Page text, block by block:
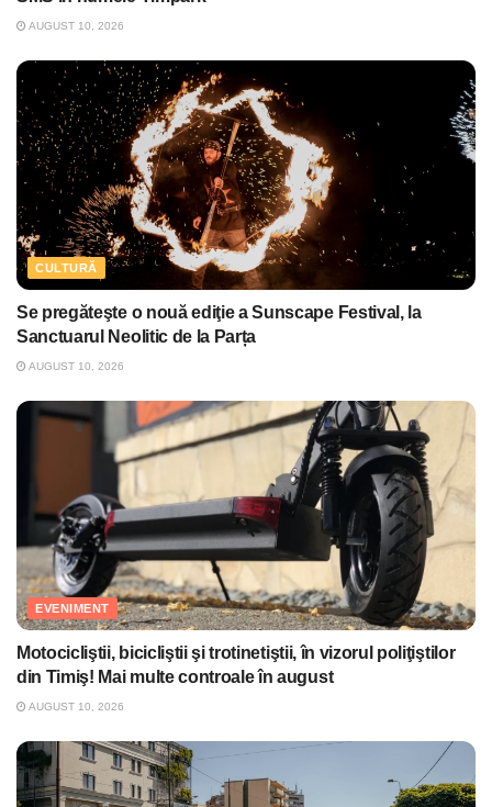
AUGUST 10, 2026
CULTURĂ
Se pregăteşte o nouă ediţie a Sunscape Festival, la
Sanctuarul Neolitic de la Parța
AUGUST 10, 2026
EVENIMENT
Motocicliştii, bicicliştii şi trotinetiştii, în vizorul poliţiştilor
din Timiş! Mai multe controale în august
AUGUST 10, 2026